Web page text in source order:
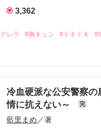
3,362
レラ #胸キュン #ドキドキ #
長秘書
冷血硬派な公安警察
情に抗えない～
完
藍里まめ ／著